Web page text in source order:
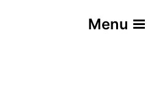
Menu